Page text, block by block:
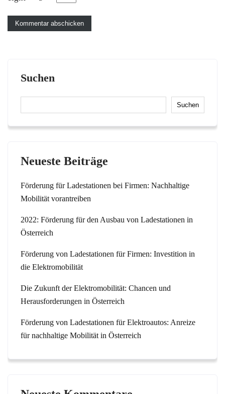
Suchen
Suchen
Neueste Beiträge
Förderung für Ladestationen bei Firmen: Nachhaltige
Mobilität vorantreiben
2022: Förderung für den Ausbau von Ladestationen in
Österreich
Förderung von Ladestationen für Firmen: Investition in
die Elektromobilität
Die Zukunft der Elektromobilität: Chancen und
Herausforderungen in Österreich
Förderung von Ladestationen für Elektroautos: Anreize
für nachhaltige Mobilität in Österreich